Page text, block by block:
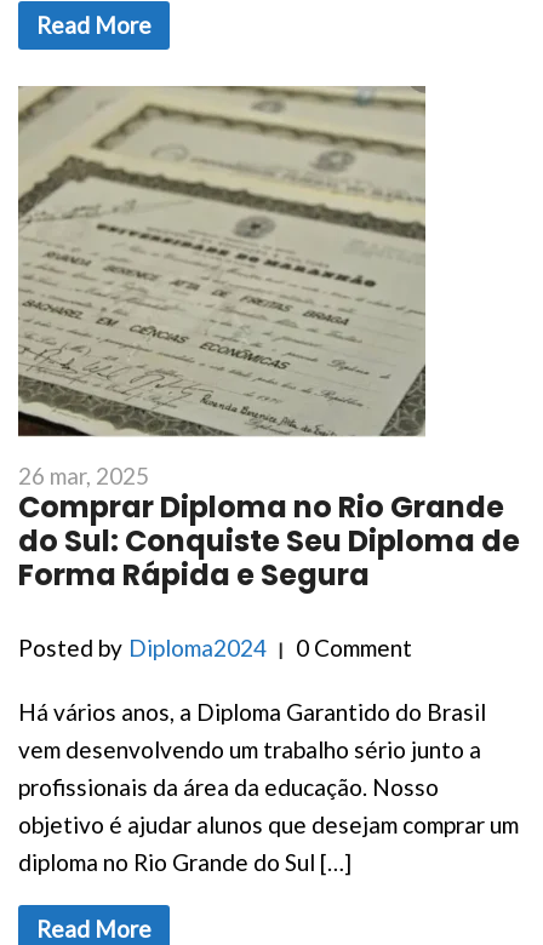
Read More
26 mar, 2025
Comprar Diploma no Rio Grande
do Sul: Conquiste Seu Diploma de
Forma Rápida e Segura
Posted by Diploma2024 0 Comment
Há vários anos, a Diploma Garantido do Brasil
vem desenvolvendo um trabalho sério junto a
profissionais da área da educação. Nosso
objetivo é ajudar alunos que desejam comprar um
diploma no Rio Grande do Sul […]
Read More